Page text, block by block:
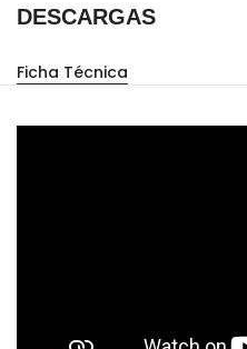
DESCARGAS
Ficha Técnica